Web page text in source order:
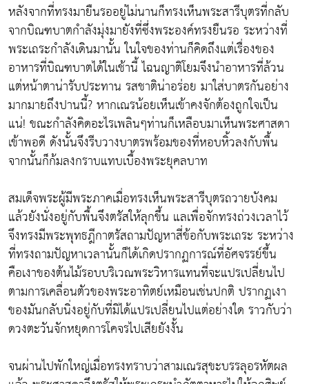
หลังจากที่ทรงมายืนรออยู่ไม่นานก็ทรงเห็นพระสารีบุตรที่กลับ
จากบิณฑบาตกำลังมุ่งมายังที่ซึ่งพระองค์ทรงยืนรอ ระหว่างที่
พระเถระกำลังเดินมานั้น ในใจของท่านก็คิดถึงแต่เรื่องของ
อาหารที่บิณฑบาตได้ในเช้านี้ ไฉนญาติโยมจึงนำอาหารที่ล้วน
แต่หน้าตาน่ารับประทาน รสชาติน่าอร่อย มาใส่บาตรกันอย่าง
มากมายถึงปานนี้? หากเณรน้อยเห็นเข้าคงจักต้องถูกใจเป็น
แน่! ขณะกำลังคิดอะไรเพลินๆท่านก็เหลือบมาเห็นพระศาสดา
เข้าพอดี ดังนั้นจึงรีบวางบาตรพร้อมของที่หอบหิ้วลงกับพื้น
จากนั้นก็ก้มลงกราบแทบเบื้องพระยุคลบาท
สมเด็จพระผู้มีพระภาคเมื่อทรงเห็นพระสารีบุตรถวายบังคม
แล้วยังนั่งอยู่กับพื้นจึงตรัสให้ลุกขึ้น แลเพื่อจักทรงถ่วงเวลาไว้
จึงทรงมีพระพุทธฎีกาตรัสถามปัญหาสี่ข้อกับพระเถระ ระหว่าง
ที่ทรงถามปัญหาเวลานั้นก็ได้เกิดปรากฏการณ์ที่อัศจรรย์ขึ้น
คือเงาของต้นไม้รอบบริเวณพระวิหารแทนที่จะแปรเปลี่ยนไป
ตามการเคลื่อนตัวของพระอาทิตย์เหมือนเช่นปกติ ปรากฏเงา
ของมันกลับนิ่งอยู่กับที่มิได้แปรเปลี่ยนไปแต่อย่างใด ราวกับว่า
ดวงตะวันจักหยุดการโคจรไปเสียยังงั้น
จนผ่านไปพักใหญ่เมื่อทรงทราบว่าสามเณรสุขะบรรลุอรหัตผล